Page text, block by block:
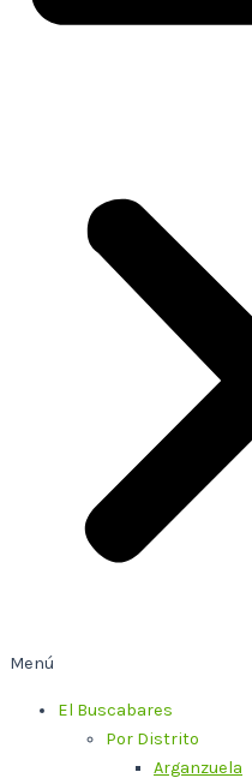
Menú
El Buscabares
Por Distrito
Arganzuela